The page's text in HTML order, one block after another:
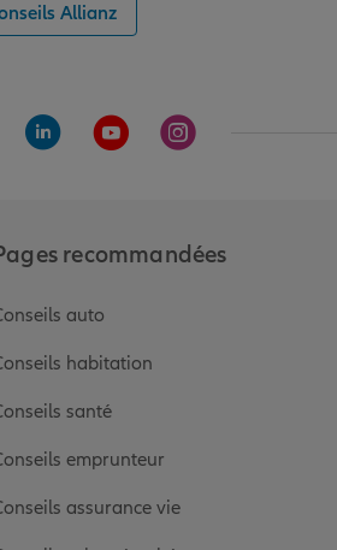
Allianz
Facebook de Allianz
sur la page Twitter de Allianz
Aller sur la page Linkedin de Allianz
Aller sur la page Youtube
Aller sur la page
recommandées
auto
habitation
santé
emprunteur
assurance vie